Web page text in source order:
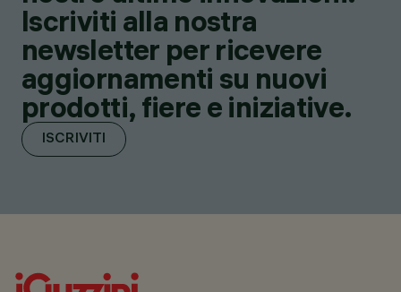
Iscriviti alla nostra
newsletter per ricevere
aggiornamenti su nuovi
prodotti, fiere e iniziative.
ISCRIVITI